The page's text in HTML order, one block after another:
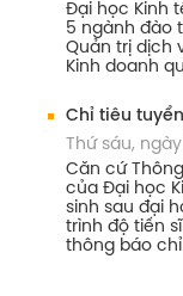
Đại học Kinh
5 ngành đào
Quản trị dịch
Kinh doanh
Chỉ tiêu
Thứ sáu,
Căn cứ
của Đại học
sinh sau đại
trình độ tiến
thông báo